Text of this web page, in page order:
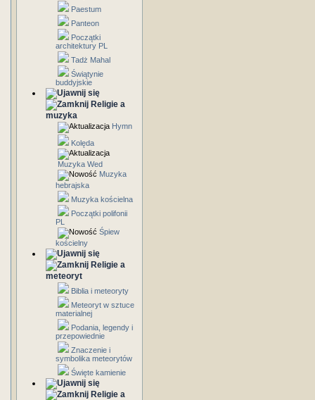
Paestum
Panteon
Początki
architektury PL
Tadż Mahal
Świątynie
buddyjskie
Religie a
muzyka
Hymn
Kolęda
Muzyka Wed
Muzyka
hebrajska
Muzyka kościelna
Początki polifonii
PL
Śpiew
kościelny
Religie a
meteoryt
Biblia i meteoryty
Meteoryt w sztuce
materialnej
Podania, legendy i
przepowiednie
Znaczenie i
symbolika meteorytów
Święte kamienie
Religie a